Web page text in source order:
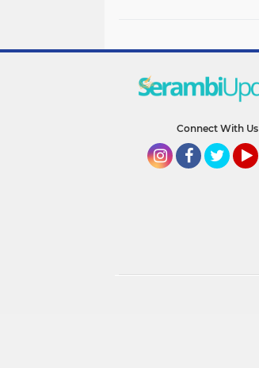
Connect With Us